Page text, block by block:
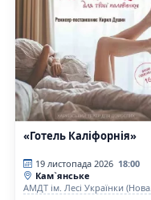
«Готель Каліфорнія»
19 листопада 2026 18:00
Кам`янське
АМДТ ім. Лесі Українки (Нова